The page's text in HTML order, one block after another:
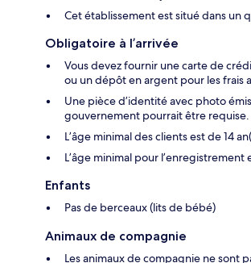
Cet établissement est situé dans un
Obligatoire à l’arrivée
Vous devez fournir une carte de
ou un dépôt en argent pour les frais
Une pièce d’identité avec photo
gouvernement pourrait être requise.
L’âge minimal des clients est de 14
L’âge minimal pour l’enregistrement
Enfants
Pas de berceaux (lits de bébé)
Animaux de compagnie
Les animaux de compagnie ne sont